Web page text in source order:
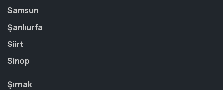
Samsun
Şanlıurfa
Siirt
Sinop
Şırnak